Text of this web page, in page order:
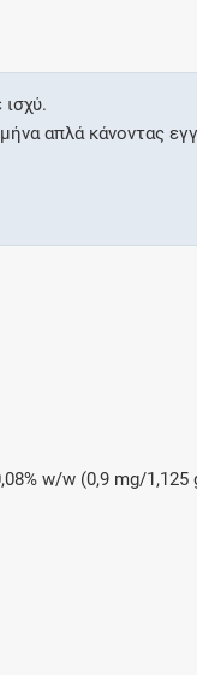
απλά κάνοντας
w/w (0,9 mg/1,125